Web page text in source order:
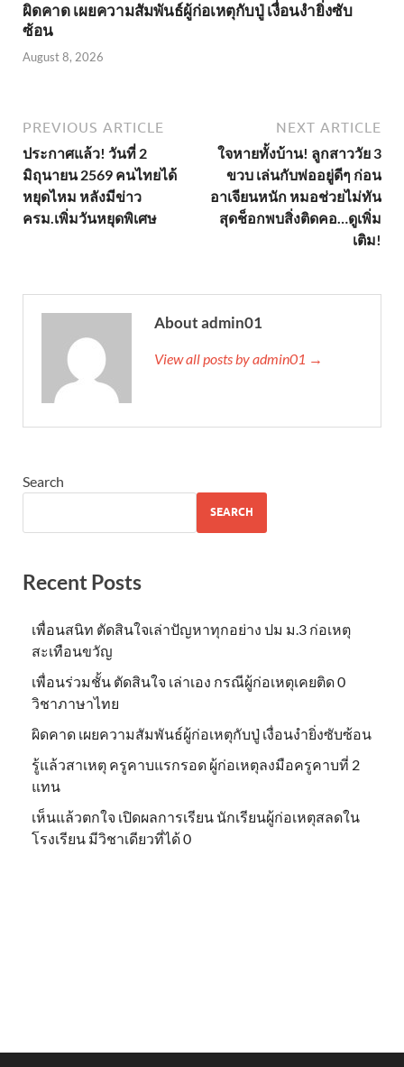
ผิดคาด เผยความสัมพันธ์ผู้ก่อเหตุกับปู่ เงื่อนงำยิ่งซับ
ซ้อน
August 8, 2026
PREVIOUS ARTICLE
ประกาศแล้ว! วันที่ 2
มิถุนายน 2569 คนไทยได้
หยุดไหม หลังมีข่าว
ครม.เพิ่มวันหยุดพิเศษ
NEXT ARTICLE
ใจหายทั้งบ้าน! ลูกสาววัย 3
ขวบ เล่นกับพ่ออยู่ดีๆ ก่อน
อาเจียนหนัก หมอช่วยไม่ทัน
สุดช็อกพบสิ่งติดคอ…ดูเพิ่ม
เติม!
About admin01
View all posts by admin01 →
Search
SEARCH
Recent Posts
เพื่อนสนิท ตัดสินใจเล่าปัญหาทุกอย่าง ปม ม.3 ก่อเหตุ
สะเทือนขวัญ
เพื่อนร่วมชั้น ตัดสินใจ เล่าเอง กรณีผู้ก่อเหตุเคยติด 0
วิชาภาษาไทย
ผิดคาด เผยความสัมพันธ์ผู้ก่อเหตุกับปู่ เงื่อนงำยิ่งซับซ้อน
รู้แล้วสาเหตุ ครูคาบแรกรอด ผู้ก่อเหตุลงมือครูคาบที่ 2
แทน
เห็นแล้วตกใจ เปิดผลการเรียน นักเรียนผู้ก่อเหตุสลดใน
โรงเรียน มีวิชาเดียวที่ได้ 0